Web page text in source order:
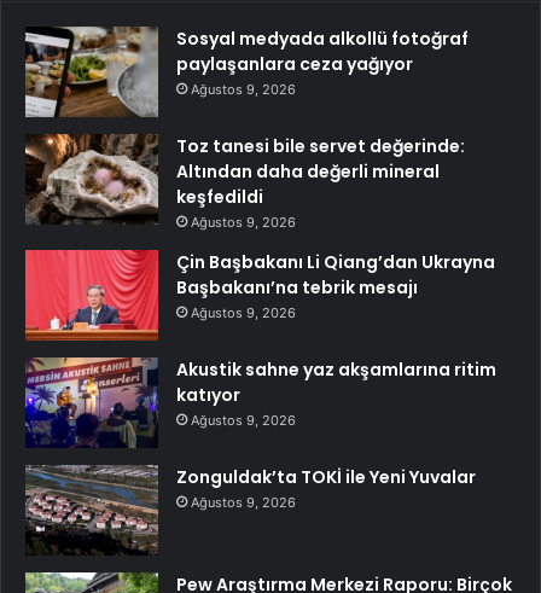
Sosyal medyada alkollü fotoğraf
paylaşanlara ceza yağıyor
Ağustos 9, 2026
Toz tanesi bile servet değerinde:
Altından daha değerli mineral
keşfedildi
Ağustos 9, 2026
Çin Başbakanı Li Qiang’dan Ukrayna
Başbakanı’na tebrik mesajı
Ağustos 9, 2026
Akustik sahne yaz akşamlarına ritim
katıyor
Ağustos 9, 2026
Zonguldak’ta TOKİ ile Yeni Yuvalar
Ağustos 9, 2026
Pew Araştırma Merkezi Raporu: Birçok